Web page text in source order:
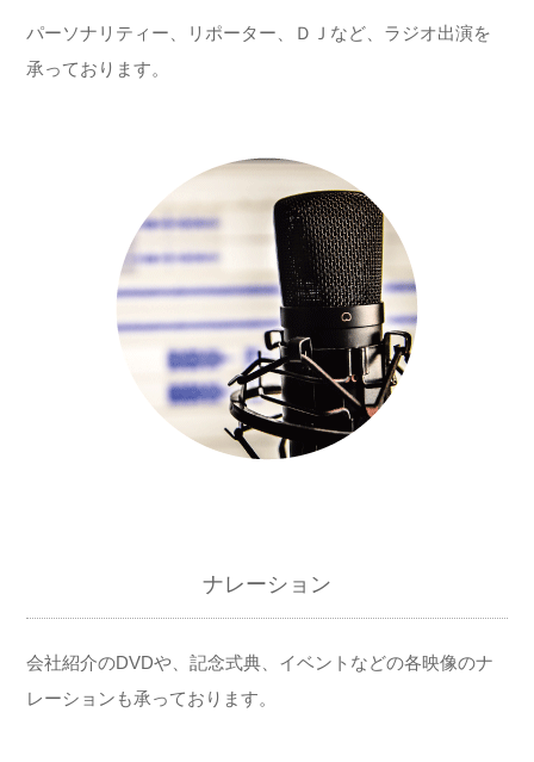
パーソナリティー、リポーター、ＤＪなど、ラジオ出演を
承っております。
ナレーション
会社紹介のDVDや、記念式典、イベントなどの各映像のナ
レーションも承っております。